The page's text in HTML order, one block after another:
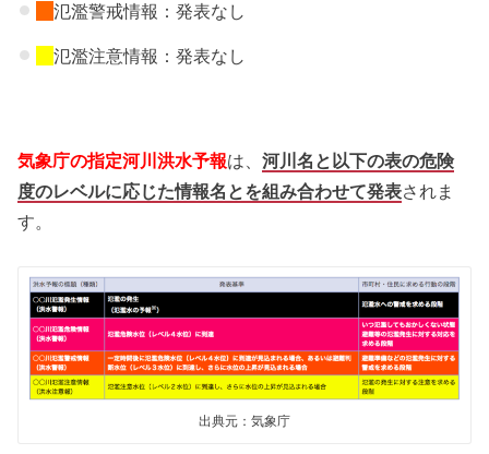
氾濫警戒情報：発表なし
氾濫注意情報：発表なし
気象庁の指定河川洪水予報は、河川名と以下の表の危険
度のレベルに応じた情報名とを組み合わせて発表されま
す。
出典元：気象庁